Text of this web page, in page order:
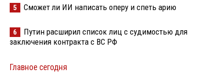
5 Сможет ли ИИ написать оперу и спеть арию
6
Путин расширил список лиц с судимостью для
заключения контракта с ВС РФ
Главное сегодня